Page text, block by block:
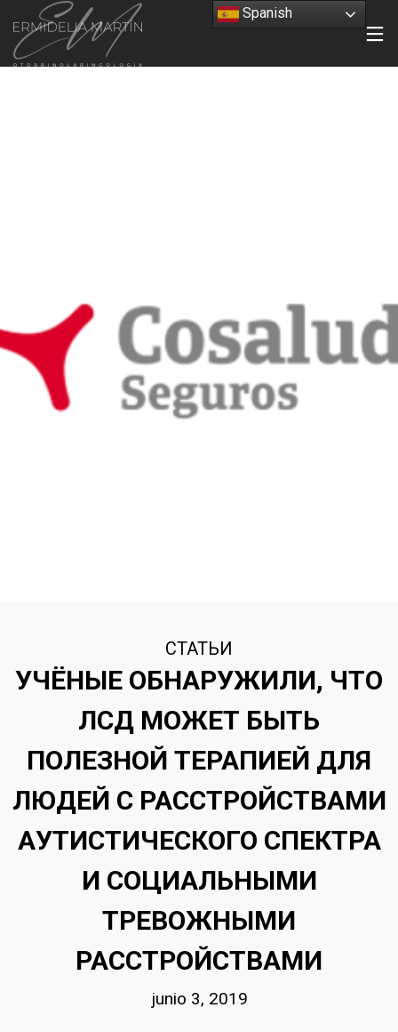
СТАТЬИ
УЧЁНЫЕ ОБНАРУЖИЛИ, ЧТО
ЛСД МОЖЕТ БЫТЬ
ПОЛЕЗНОЙ ТЕРАПИЕЙ ДЛЯ
ЛЮДЕЙ С РАССТРОЙСТВАМИ
АУТИСТИЧЕСКОГО СПЕКТРА
И СОЦИАЛЬНЫМИ
ТРЕВОЖНЫМИ
РАССТРОЙСТВАМИ
junio 3, 2019
Spanish